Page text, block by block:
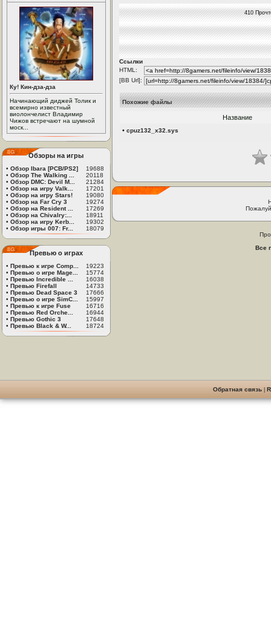
Ку! Кин-дза-дза
Начинающий диджей Толик и
всемирно известный
виолончелист Владимир
Чижов встречают на шумной
моск...
Обзоры на игры
• Обзор Ibara [PCB/PS2]
19688
• Обзор The Walking ...
20118
• Обзор DMC: Devil M...
21284
• Обзор на игру Valk...
17201
• Обзор на игру Stars!
19080
• Обзор на Far Cry 3
19274
• Обзор на Resident ...
17269
• Обзор на Chivalry:...
18911
• Обзор на игру Kerb...
19302
• Обзор игры 007: Fr... 18079
Превью о играх
• Превью к игре Comp...
19223
• Превью о игре Mage...
15774
• Превью Incredible ...
16038
• Превью Firefall
14733
• Превью Dead Space 3
17666
• Превью о игре SimC...
15997
• Превью к игре Fuse
16716
• Превью Red Orche...
16944
• Превью Gothic 3
17648
• Превью Black & W... 18724
410
Ссылки
HTML:
[BB Url]:
Похожие файлы
Название
• cpuz132_x32.sys
Все
Обратная связь